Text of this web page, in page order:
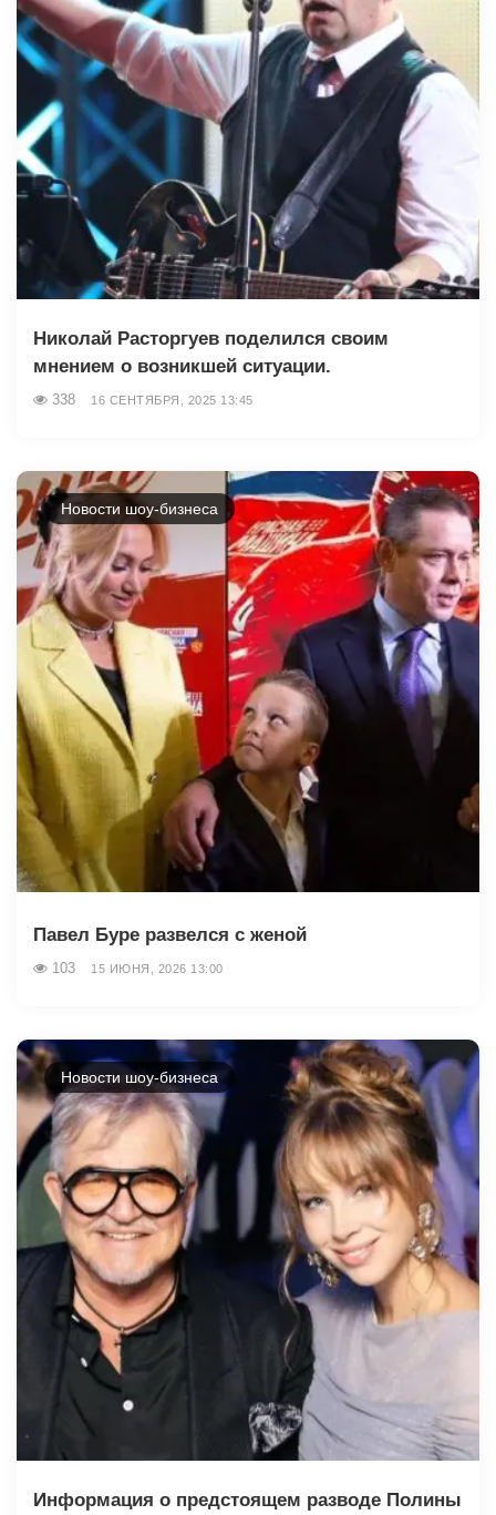
Николай Расторгуев поделился своим
мнением о возникшей ситуации.
338 16 СЕНТЯБРЯ, 2025 13:45
Новости шоу-бизнеса
Павел Буре развелся с женой
103 15 ИЮНЯ, 2026 13:00
Новости шоу-бизнеса
Информация о предстоящем разводе Полины